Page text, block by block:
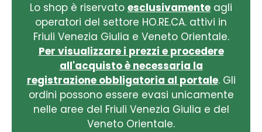
Lo shop è riservato esclusivamente agli
operatori del settore HO.RE.CA. attivi in
Friuli Venezia Giulia e Veneto Orientale.
Per visualizzare i prezzi e procedere
all'acquisto è necessaria la
registrazione obbligatoria al portale. Gli
ordini possono essere evasi unicamente
nelle aree del Friuli Venezia Giulia e del
Veneto Orientale.